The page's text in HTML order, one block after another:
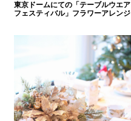
東京ドームにての「テーブルウエア
フェスティバル」フラワーアレンジ